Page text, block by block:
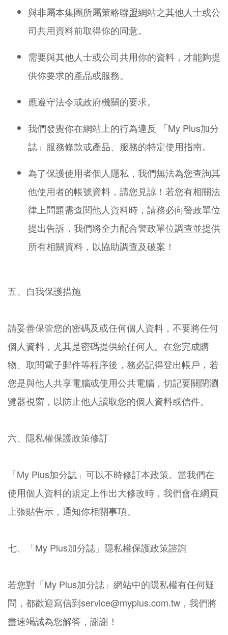
與非屬本集團所屬策略聯盟網站之其他人士或公
司共用資料前取得你的同意。
需要與其他人士或公司共用你的資料，才能夠提
供你要求的產品或服務。
應遵守法令或政府機關的要求。
我們發覺你在網站上的行為違反 「My Plus加分
誌」服務條款或產品、服務的特定使用指南。
為了保護使用者個人隱私，我們無法為您查詢其
他使用者的帳號資料，請您見諒！若您有相關法
律上問題需查閱他人資料時，請務必向警政單位
提出告訴，我們將全力配合警政單位調查並提供
所有相關資料，以協助調查及破案！
五、自我保護措施
請妥善保管您的密碼及或任何個人資料，不要將任何
個人資料，尤其是密碼提供給任何人。在您完成購
物、取閱電子郵件等程序後，務必記得登出帳戶，若
您是與他人共享電腦或使用公共電腦，切記要關閉瀏
覽器視窗，以防止他人讀取您的個人資料或信件。
六、隱私權保護政策修訂
「My Plus加分誌」可以不時修訂本政策。當我們在
使用個人資料的規定上作出大修改時，我們會在網頁
上張貼告示，通知你相關事項。
七、「My Plus加分誌」隱私權保護政策諮詢
若您對「My Plus加分誌」網站中的隱私權有任何疑
問，都歡迎寫信到service@myplus.com.tw，我們將
盡速竭誠為您解答，謝謝！